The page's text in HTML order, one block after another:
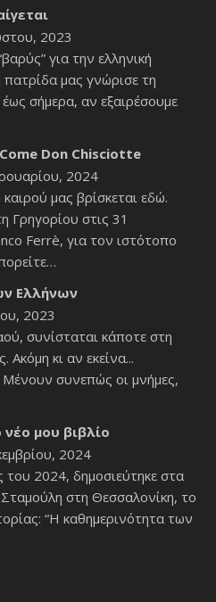
2023
για την ελληνική
μας γνώρισε τη
σήμερα, αν εξαιρέσουμε
Don Chisciotte
2024
μας βρίσκεται εδώ.
Γρηγορίου στις 31
Ferrè, για τον ιστότοπο
Ελλήνων
2023
συνίσταται κάποτε στη
κι αν εκείνα...
συνεπώς οι μνήμες,
μου βιβλίο
2024
2024, δημοσιεύτηκε στα
Σταμούλη στη Θεσσαλονίκη, το
“Η καθημερινότητα των